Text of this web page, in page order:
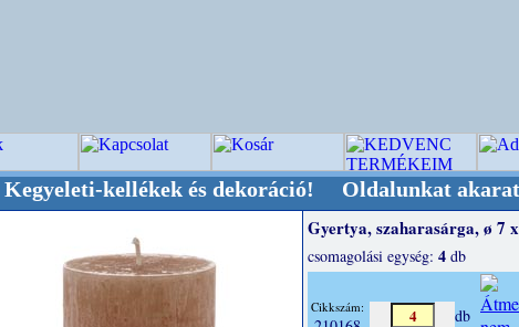
és dekoráció! Oldalunkat akarattal
Gyertya, szaharasárga, ø 7
csomagolási egység: 4 db
Cikkszám: db